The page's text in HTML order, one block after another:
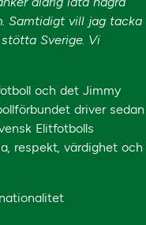
Samtidigt vill jag tacka
Sverige. Vi
och det Jimmy
driver sedan
Elitfotbolls
respekt, värdighet och